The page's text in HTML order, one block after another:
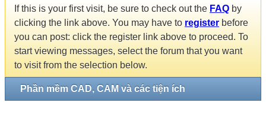
If this is your first visit, be sure to check out the FAQ by
clicking the link above. You may have to register before
you can post: click the register link above to proceed. To
start viewing messages, select the forum that you want
to visit from the selection below.
Phần mềm CAD, CAM và các tiện ích